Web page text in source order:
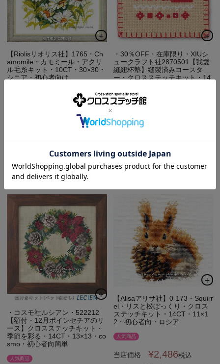
【Riolisリオリス社】1765・Ch
amomile・カモミール・アクリ
ル毛糸キット・10CT・30×30・
シニア・初心者向け
・30％OFF・在庫限り・XIUシ
ュークラフト社2870501【我愛
縫紐杯塾】縫製済みコースタ
ー・クロスステッチキット・14
g・初心者向
定価 ¥1,210
レビュー件数:0件
カートに入れる
・コスモ社ルシアン・522212
【額付・12月ポインセチアのリ
ース】クロスステッチキット・
季節を彩る・14CT・13×13・co
smo・初心者向簡単
人気商品
【Alisaアリサ社】0-173・Squirr
el・リスと松ぼっくり・クロス
ステッチキット・14CT・11×1
2・初心者向・ロシア
人気商品
当店価格 ¥2,486税込